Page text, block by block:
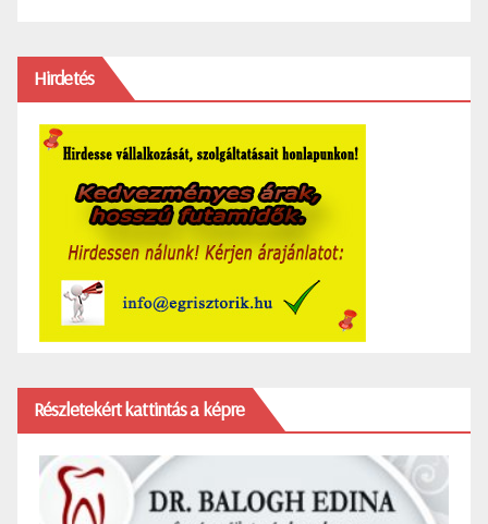
Hirdetés
Részletekért kattintás a képre